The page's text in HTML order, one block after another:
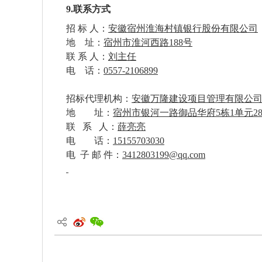
9.联系方式
招 标 人： 安徽宿州淮海村镇银行股份有限公司
地
址： 宿州市淮河西路188号
联 系 人： 刘主任
电
话： 0557-2106899
招标代理机构： 安徽万隆建设项目管理有限公司
地
址： 宿州市银河一路御品华府5栋1单元
联
系 人： 薛亮亮
电
话： 15155703030
电 子 邮 件： 3412803199@qq.com